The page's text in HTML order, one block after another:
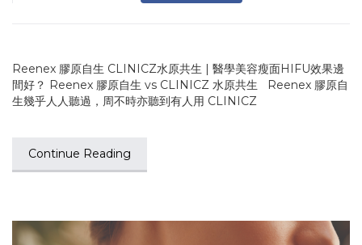
Reenex 膠原自生 CLINICZ水原共生 | 醫學美容瘦面HIFU效果邊
間好？ Reenex 膠原自生 vs CLINICZ 水原共生 Reenex 膠原自
生幾乎人人聽過，周不時亦聽到有人用 CLINICZ
Continue Reading